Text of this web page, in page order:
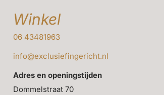
Winkel
06 43481963
info@exclusiefingericht.nl
Adres en openingstijden
Dommelstraat 70